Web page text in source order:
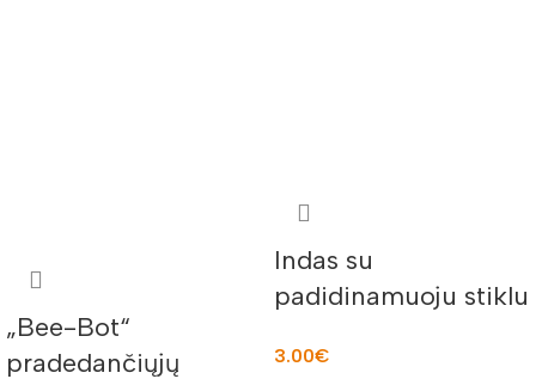
„Bee-Bot“
pradedančiųjų
Indas su
padidinamuoju stiklu
3.00€